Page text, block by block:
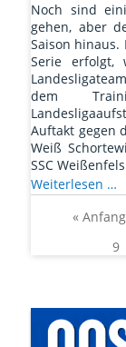
Noch sind
gehen, aber
Saison
Serie erfolgt,
dem
Auftakt gegen
Weiß
SSC
Weiterlesen …
« Anfang
9